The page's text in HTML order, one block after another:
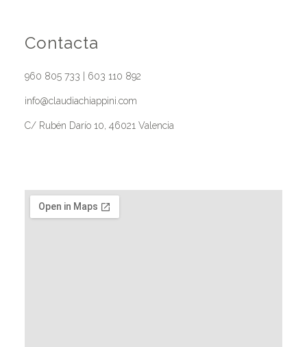
Contacta
960 805 733 | 603 110 892
info@claudiachiappini.com
C/ Rubén Darío 10, 46021 Valencia